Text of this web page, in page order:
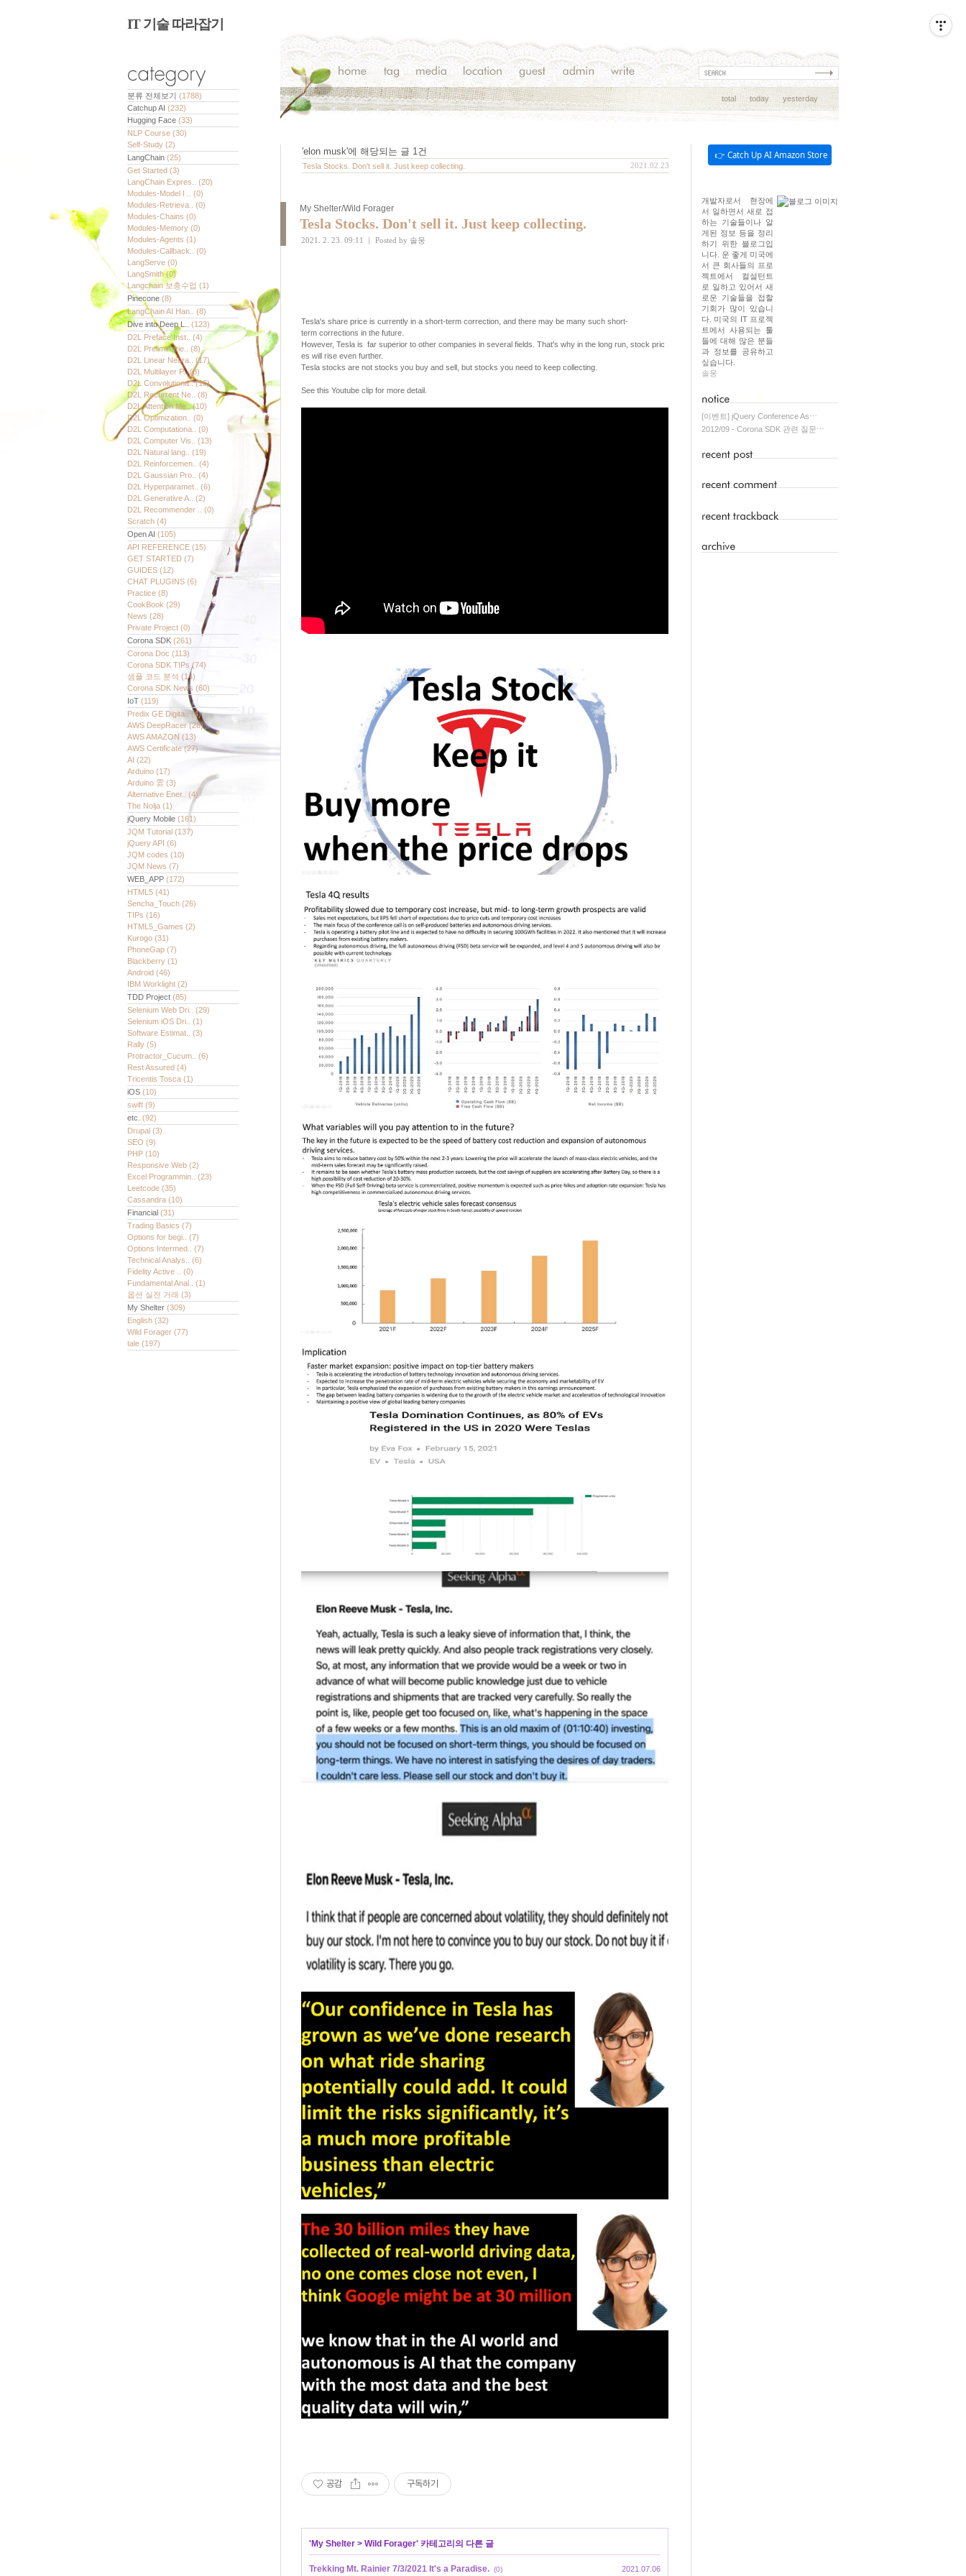
IT 기술 따라잡기
total today yesterday
👉 Catch Up AI Amazon Store
개발자로서 현장에
서 일하면서 새로 접
하는 기술들이나 알
게된 정보 등을 정리
하기 위한 블로그입
니다. 운 좋게 미국에
서 큰 회사들의 프로
젝트에서 컬설턴트
로 일하고 있어서 새
로운 기술들을 접할
기회가 많이 있습니
다. 미국의 IT 프로젝
트에서 사용되는 툴
들에 대해 많은 분들
과 정보를 공유하고
싶습니다.
솔웅
[이벤트] jQuery Conference As⋯
2012/09 - Corona SDK 관련 질문⋯
분류 전체보기 (1788)
Catchup AI (232)
Hugging Face (33)
NLP Course (30)
Self-Study (2)
LangChain (25)
Get Started (3)
LangChain Expres.. (20)
Modules-Model I .. (0)
Modules-Retrieva.. (0)
Modules-Chains (0)
Modules-Memory (0)
Modules-Agents (1)
Modules-Callback.. (0)
LangServe (0)
LangSmith(0)
Langchain 보충수업 (1)
Pinecone (8)
LangChain AI Han.. (8)
Dive into Deep L.. (123)
D2L Preface Inst.. (4)
D2L Preliminarie.. (8)
D2L Linear Neura.. (17)
D2L Multilayer P..(8)
D2L Convolutiona..(16)
D2L Recurrent Ne.. (8)
D2L Attention Me..(10)
D2L Optimization.. (0)
D2L Computationa.. (0)
D2L Computer Vis.. (13)
D2L Natural lang.. (19)
D2L Reinforcemen.. (4)
D2L Gaussian Pro.. (4)
D2L Hyperparamet.. (6)
D2L Generative A.. (2)
D2L Recommender .. (0)
Scratch (4)
Open AI (105)
API REFERENCE (15)
GET STARTED (7)
GUIDES (12)
CHAT PLUGINS (6)
Practice (8)
CookBook (29)
News (28)
Private Project (0)
Corona SDK (261)
Corona Doc (113)
Corona SDK TIPs (74)
샘플 코드 분석 (14)
Corona SDK News (60)
IoT (119)
Predix GE Digita.. (4)
AWS DeepRacer(28)
AWS AMAZON (13)
AWS Certificate(27)
AI (22)
Arduino (17)
Arduino 雲 (3)
Alternative Ener.. (4)
The Nolja (1)
jQuery Mobile (161)
JQM Tutorial (137)
jQuery API (6)
JQM codes (10)
JQM News (7)
WEB_APP (172)
HTML5 (41)
Sencha_Touch (26)
TIPs (16)
HTML5_Games (2)
Kurogo (31)
PhoneGap (7)
Blackberry (1)
Android (46)
IBM Worklight (2)
TDD Project (85)
Selenium Web Dri.. (29)
Selenium iOS Dri.. (1)
Software Estimat.. (3)
Rally (5)
Protractor_Cucum.. (6)
Rest Assured (4)
Tricentis Tosca (1)
iOS (10)
swift (9)
etc. (92)
Drupal (3)
SEO (9)
PHP (10)
Responsive Web (2)
Excel Programmin.. (23)
Leetcode (35)
Cassandra (10)
Financial (31)
Trading Basics (7)
Options for begi.. (7)
Options Intermed.. (7)
Technical Analys.. (6)
Fidelity Active .. (0)
Fundamental Anal.. (1)
옵션 실전 거래 (3)
My Shelter (309)
English (32)
Wild Forager (77)
tale (197)
'elon musk'에 해당되는 글 1건
2021.02.23
Tesla Stocks. Don't sell it. Just keep collecting.
My Shelter/Wild Forager
Tesla Stocks. Don't sell it. Just keep collecting.
2021. 2. 23. 09:11 | Posted by 솔웅
Tesla's share price is currently in a short-term correction, and there may be many such short-
term corrections in the future.
However, Tesla is far superior to other companies in several fields. That's why in the long run, stock pric
es will rise even further.
Tesla stocks are not stocks you buy and sell, but stocks you need to keep collecting.
See this Youtube clip for more detail.
공감 구독하기
'My Shelter > Wild Forager' 카테고리의 다른 글
Trekking Mt. Rainier 7/3/2021 It's a Paradise. (0) 2021.07.06